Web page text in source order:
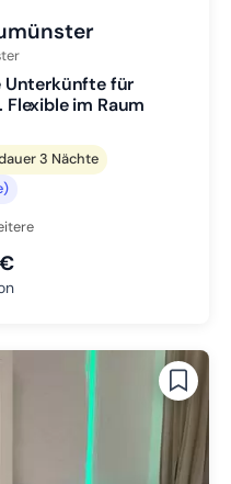
Unterkünfte für
im Raum
3 Nächte